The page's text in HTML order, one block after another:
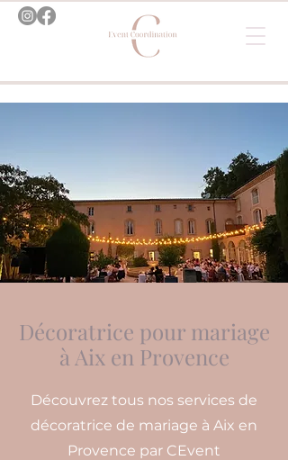
Décoratrice pour mariage
à Aix en Provence
Découvrez tous nos services de
décoratrice de mariage à Aix en
Provence par CEvent